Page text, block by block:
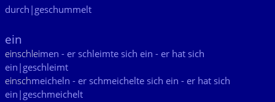
durch|geschummelt
ein
einschleimen - er schleimte sich ein - er hat sich
ein|geschleimt
einschmeicheln - er schmeichelte sich ein - er hat sich
ein|geschmeichelt